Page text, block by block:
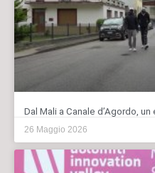
Dal Mali a Canale d’Agordo,
26 Maggio 2026